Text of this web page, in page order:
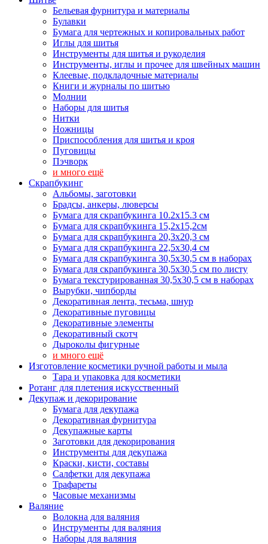
Бельевая фурнитура и материалы
Булавки
Бумага для чертежных и копировальных работ
Иглы для шитья
Инструменты для шитья и рукоделия
Инструменты, иглы и прочее для швейных машин
Клеевые, подкладочные материалы
Книги и журналы по шитью
Молнии
Наборы для шитья
Нитки
Ножницы
Приспособления для шитья и кроя
Пуговицы
Пэчворк
и много ещё
Скрапбукинг
Альбомы, заготовки
Брадсы, анкеры, люверсы
Бумага для скрапбукинга 10.2х15.3 см
Бумага для скрапбукинга 15,2х15,2см
Бумага для скрапбукинга 20,3х20,3 см
Бумага для скрапбукинга 22,5х30,4 см
Бумага для скрапбукинга 30,5х30,5 см в наборах
Бумага для скрапбукинга 30,5х30,5 см по листу
Бумага текстурированная 30,5х30,5 см в наборах
Вырубки, чипборды
Декоративная лента, тесьма, шнур
Декоративные пуговицы
Декоративные элементы
Декоративный скотч
Дыроколы фигурные
и много ещё
Изготовление косметики ручной работы и мыла
Тара и упаковка для косметики
Ротанг для плетения искусственный
Декупаж и декорирование
Бумага для декупажа
Декоративная фурнитура
Декупажные карты
Заготовки для декорирования
Инструменты для декупажа
Краски, кисти, составы
Салфетки для декупажа
Трафареты
Часовые механизмы
Валяние
Волокна для валяния
Инструменты для валяния
Наборы для валяния